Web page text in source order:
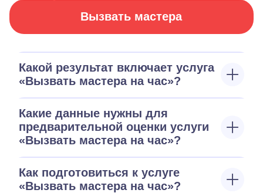
Вызвать мастера
Какой результат включает услуга
«Вызвать мастера на час»?
Какие данные нужны для
предварительной оценки услуги
«Вызвать мастера на час»?
Как подготовиться к услуге
«Вызвать мастера на час»?